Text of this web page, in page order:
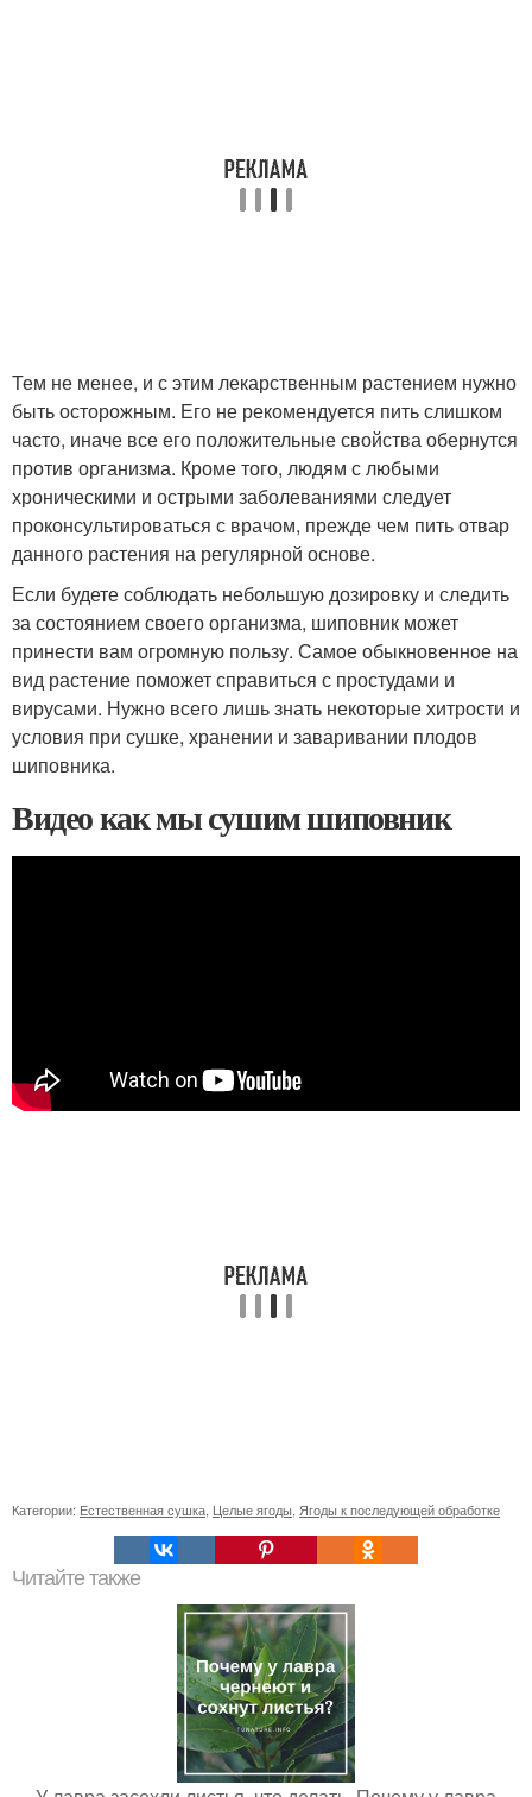
Тем не менее, и с этим лекарственным растением нужно
быть осторожным. Его не рекомендуется пить слишком
часто, иначе все его положительные свойства обернутся
против организма. Кроме того, людям с любыми
хроническими и острыми заболеваниями следует
проконсультироваться с врачом, прежде чем пить отвар
данного растения на регулярной основе.
Если будете соблюдать небольшую дозировку и следить
за состоянием своего организма, шиповник может
принести вам огромную пользу. Самое обыкновенное на
вид растение поможет справиться с простудами и
вирусами. Нужно всего лишь знать некоторые хитрости и
условия при сушке, хранении и заваривании плодов
шиповника.
Видео как мы сушим шиповник
Категории: Естественная сушка Целые ягоды Ягоды к последующей обработке
Читайте также